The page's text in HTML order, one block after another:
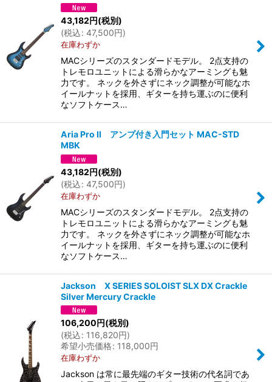
43,182円(税別)
(税込: 47,500円)
在庫わずか
MACシリーズのスタンダードモデル。 2点支持の
トレモロユニットによる滑らかなアーミングも魅
力です。 ネックを外さずにネック調整が可能なホ
イールナットを採用、ギターを持ち運ぶのに便利
なソフトケース…
Aria Pro II アンプ付き入門セット MAC-STD
MBK
43,182円(税別)
(税込: 47,500円)
在庫わずか
MACシリーズのスタンダードモデル。 2点支持の
トレモロユニットによる滑らかなアーミングも魅
力です。 ネックを外さずにネック調整が可能なホ
イールナットを採用、ギターを持ち運ぶのに便利
なソフトケース…
Jackson X SERIES SOLOIST SLX DX Crackle
Silver Mercury Crackle
106,200円(税別)
(税込: 116,820円)
希望小売価格: 118,000円
在庫わずか
Jackson は常に最先端のギター技術の代名詞であ